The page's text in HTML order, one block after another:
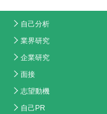
自己分析
業界研究
企業研究
面接
志望動機
自己PR